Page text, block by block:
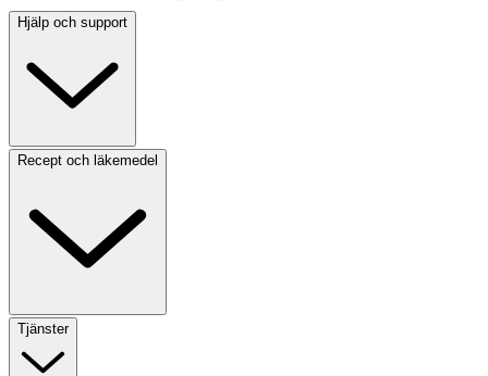
Hjälp och support
Recept och läkemedel
Tjänster